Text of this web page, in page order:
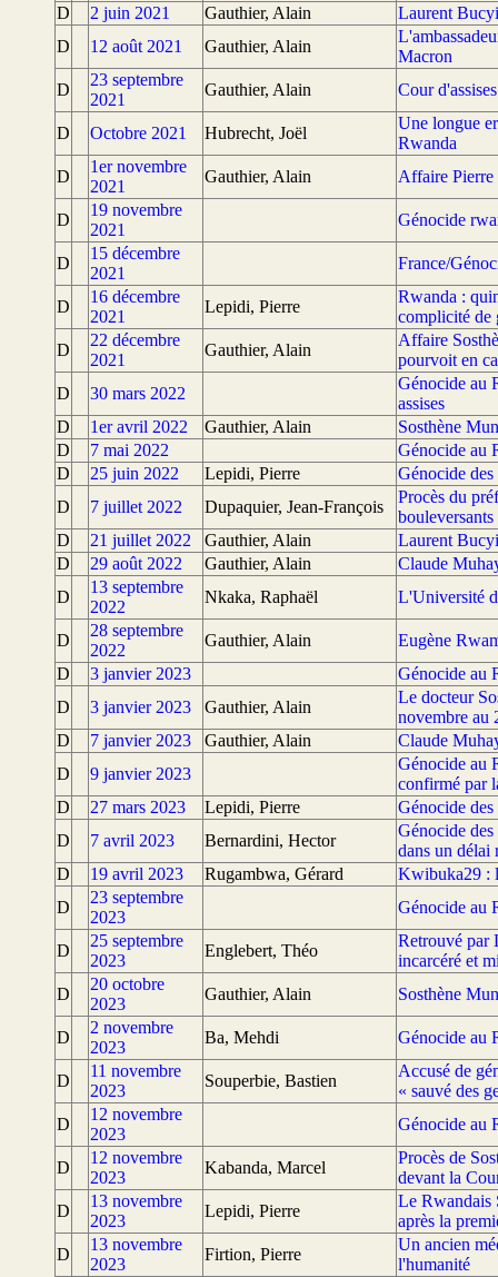
D
2 juin 2021 Gauthier, Alain
Laurent
D
12 août 2021 Gauthier, Alain
Macron
D
23 septembre
2021
Gauthier, Alain Cour
D Octobre 2021 Hubrecht, Joël
Une longue
Rwanda
D
1er novembre
2021
Gauthier, Alain Affaire
D
19 novembre
2021
Génocide
D
15 décembre
2021
France/
D
16 décembre
2021
Lepidi, Pierre
Rwanda :
complicité de
D
22 décembre
2021
Gauthier, Alain
Affaire
pourvoit en
D
30 mars 2022
Génocide au
assises
D
1er avril 2022 Gauthier, Alain
Sosthène
D
7 mai 2022
Génocide au
D
25 juin 2022 Lepidi, Pierre
Génocide
D
7 juillet 2022 Dupaquier, Jean-François
Procès du
D
21 juillet 2022 Gauthier, Alain
Laurent
D
29 août 2022 Gauthier, Alain
Claude
D
13 septembre
2022
Nkaka, Raphaël L'Université
D
28 septembre
2022
Gauthier, Alain
Eugène
D
3 janvier 2023
Génocide au
D
3 janvier 2023 Gauthier, Alain
Le docteur
novembre au
D
7 janvier 2023 Gauthier, Alain
Claude
D
9 janvier 2023
Génocide au
confirmé par
D
27 mars 2023 Lepidi, Pierre
Génocide
D
7 avril 2023 Bernardini, Hector
Génocide
dans un délai
D
19 avril 2023 Rugambwa, Gérard
Kwibuka29 :
D
23 septembre
2023
Génocide au
D
25 septembre
2023
Englebert, Théo
Retrouvé par
incarcéré et
D
20 octobre
2023
Gauthier, Alain Sosthène
D
2 novembre
2023
Ba, Mehdi Génocide au
D
11 novembre
2023
Souperbie, Bastien
Accusé de
« sauvé des
D
12 novembre
2023
Génocide au
D
12 novembre
2023
Kabanda, Marcel
Procès de
devant la
D
13 novembre
2023
Lepidi, Pierre
Le Rwandais
après la
D
13 novembre
2023
Firtion, Pierre
Un ancien
l'humanité